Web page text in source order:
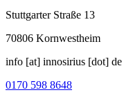
Stuttgarter Straße 13
70806 Kornwestheim
info [at] innosirius [dot] de
0170 598 8648